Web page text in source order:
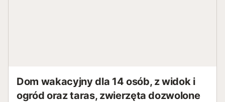
Dom wakacyjny dla 14 osób, z widok i
ogród oraz taras, zwierzęta dozwolone